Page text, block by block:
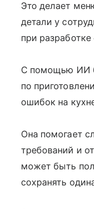
Это делает
детали у
при
С помощью ИИ
по
ошибок на
Она помогает
требований и
может быть
сохранять